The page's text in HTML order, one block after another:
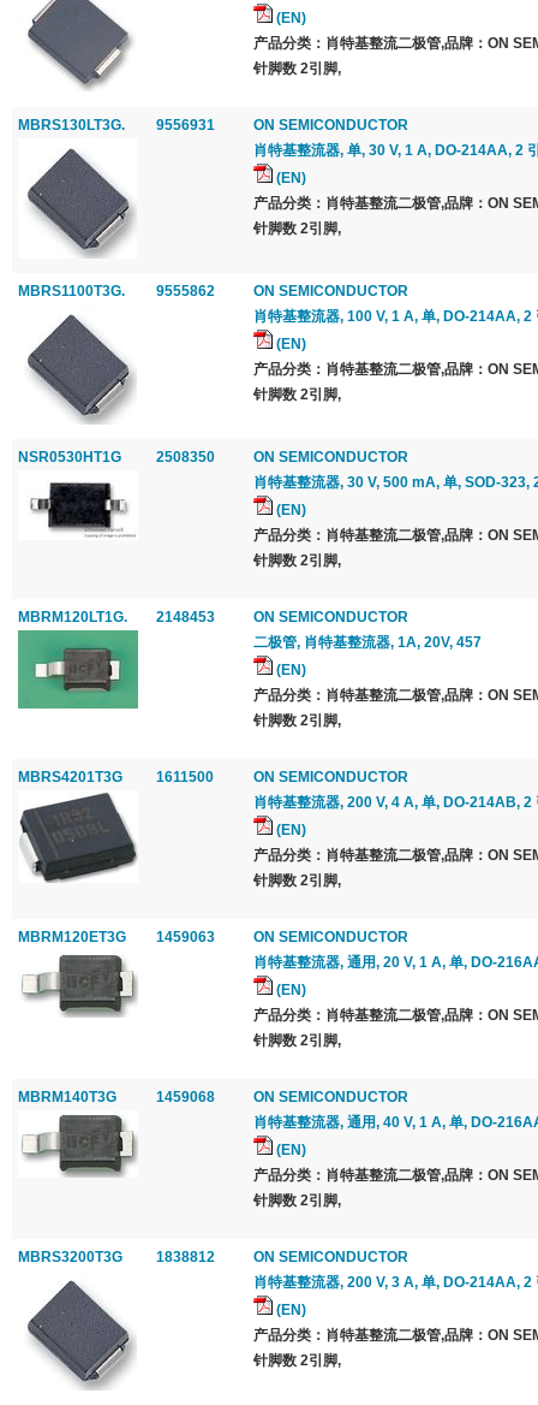
(EN)
产品分类：肖特基整流二极管,品牌：ON
针脚数 2引脚,
MBRS130LT3G. 9556931
ON SEMICONDUCTOR
肖特基整流器, 单, 30 V, 1 A, DO-214AA, 2
(EN)
产品分类：肖特基整流二极管,品牌：ON
针脚数 2引脚,
MBRS1100T3G. 9555862
ON SEMICONDUCTOR
肖特基整流器, 100 V, 1 A, 单, DO-214AA, 2
(EN)
产品分类：肖特基整流二极管,品牌：ON
针脚数 2引脚,
NSR0530HT1G 2508350
ON SEMICONDUCTOR
肖特基整流器, 30 V, 500 mA, 单, SOD-323,
(EN)
产品分类：肖特基整流二极管,品牌：ON
针脚数 2引脚,
MBRM120LT1G. 2148453
ON SEMICONDUCTOR
二极管, 肖特基整流器, 1A, 20V, 457
(EN)
产品分类：肖特基整流二极管,品牌：ON
针脚数 2引脚,
MBRS4201T3G 1611500
ON SEMICONDUCTOR
肖特基整流器, 200 V, 4 A, 单, DO-214AB, 2
(EN)
产品分类：肖特基整流二极管,品牌：ON
针脚数 2引脚,
MBRM120ET3G 1459063
ON SEMICONDUCTOR
肖特基整流器, 通用, 20 V, 1 A, 单, DO-
(EN)
产品分类：肖特基整流二极管,品牌：ON
针脚数 2引脚,
MBRM140T3G 1459068
ON SEMICONDUCTOR
肖特基整流器, 通用, 40 V, 1 A, 单, DO-
(EN)
产品分类：肖特基整流二极管,品牌：ON
针脚数 2引脚,
MBRS3200T3G 1838812
ON SEMICONDUCTOR
肖特基整流器, 200 V, 3 A, 单, DO-214AA, 2
(EN)
产品分类：肖特基整流二极管,品牌：ON
针脚数 2引脚,